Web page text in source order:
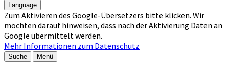
Language
Zum Aktivieren des Google-Übersetzers bitte klicken. Wir
möchten darauf hinweisen, dass nach der Aktivierung Daten an
Google übermittelt werden.
Mehr Informationen zum Datenschutz
Suche Menü